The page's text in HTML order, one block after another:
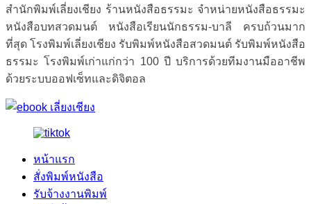
สำนักพิมพ์เลี่ยงเชียง ร้านหนังสือธรรมะ จำหน่ายหนังสือธรรมะ
หนังสือบทสวดมนต์ หนังสือเรียนนักธรรม-บาลี ครบถ้วนมาก
ที่สุด โรงพิมพ์เลี่ยงเชียง รับพิมพ์หนังสือสวดมนต์ รับพิมพ์หนังสือ
ธรรมะ โรงพิมพ์เก่าแก่กว่า 100 ปี บริการด้วยทีมงานมืออาชีพ
ด้วยระบบออฟเซ็ทและดิจิตอล
หน้าแรก
สั่งพิมพ์หนังสือ
รับจ้างงานพิมพ์